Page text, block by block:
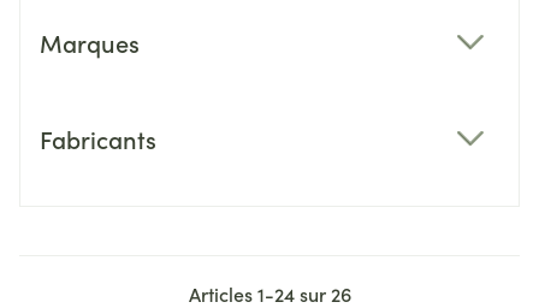
Marques
Fabricants
Articles1-24sur 26